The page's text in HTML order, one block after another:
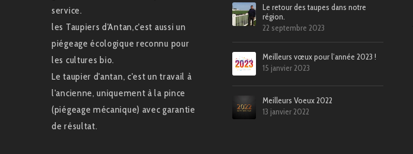
service.
les Taupiers d'Antan,c'est aussi un
piégeage écologique reconnu pour
les cultures bio.
Le taupier d'antan, c'est un travail à
l'ancienne, uniquement à la pince
(piégeage mécanique) avec garantie
de résultat.
Le retour des taupes dans notre
région.
22 septembre 2023
Meilleurs vœux pour l’année 2023 !
15 janvier 2023
Meilleurs Voeux 2022
13 janvier 2022